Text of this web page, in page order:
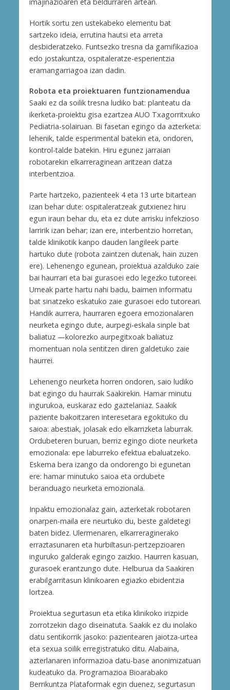
Hortik sortu zen ustekabeko elementu bat
sartzeko ideia, errutina hautsi eta arreta
desbideratzeko. Funtsezko tresna da gamifikazioa
edo jostakuntza, ospitaleratze-esperientzia
eramangarriagoa izan dadin.
Robota eta proiektuaren funtzionamendua
Saaki ez da soilik tresna ludiko bat: planteatu da
ikerketa-proiektu gisa ezartzea AUO Txagorritxuko
Pediatria-solairuan. Bi fasetan egingo da azterketa:
lehenik, talde esperimental batekin eta, ondoren,
kontrol-talde batekin. Hiru egunez jarraian
robotarekin elkarreraginean aritzean datza
interbentzioa.
Parte hartzeko, pazienteek 4 eta 13 urte bitartean
izan behar dute: ospitaleratzeak gutxienez hiru
egun iraun behar du, eta ez dute arrisku infekzioso
larririk izan behar; izan ere, interbentzio horretan,
talde klinikotik kanpo dauden langileek parte
hartuko dute (robota zaintzen dutenak, hain zuzen
ere). Lehenengo egunean, proiektua azalduko zaie
bai haurrari eta bai gurasoei edo legezko tutoreei.
Umeak parte hartu nahi badu, baimen informatu
bat sinatzeko eskatuko zaie gurasoei edo tutoreari.
Handik aurrera, haurraren egoera emozionalaren
neurketa egingo dute, aurpegi-eskala sinple bat
baliatuz —kolorezko aurpegitxoak baliatuz
momentuan nola sentitzen diren galdetuko zaie
haurrei.
Lehenengo neurketa horren ondoren, saio ludiko
bat egingo du haurrak Saakirekin. Hamar minutu
ingurukoa, euskaraz edo gaztelaniaz. Saakik
paziente bakoitzaren interesetara egokituko du
saioa: abestiak, jolasak edo elkarrizketa laburrak.
Ordubeteren buruan, berriz egingo diote neurketa
emozionala: epe laburreko efektua ebaluatzeko.
Eskema bera izango da ondorengo bi egunetan
ere: hamar minutuko saioa eta ordubete
beranduago neurketa emozionala.
Inpaktu emozionalaz gain, azterketak robotaren
onarpen-maila ere neurtuko du, beste galdetegi
baten bidez. Ulermenaren, elkarreraginerako
erraztasunaren eta hurbiltasun-pertzepzioaren
inguruko galderak egingo zaizkio. Haurren kasuan,
gurasoek erantzungo dute. Helburua da Saakiren
erabilgarritasun klinikoaren egiazko ebidentzia
lortzea.
Proiektua segurtasun eta etika klinikoko irizpide
zorrotzekin dago diseinatuta. Saakik ez du inolako
datu sentikorrik jasoko: pazientearen jaiotza-urtea
eta sexua soilik erregistratuko ditu. Alabaina,
azterlanaren informazioa datu-base anonimizatuan
kudeatuko da. Programazioa Bioarabako
Berrikuntza Plataformak egin duenez, segurtasun